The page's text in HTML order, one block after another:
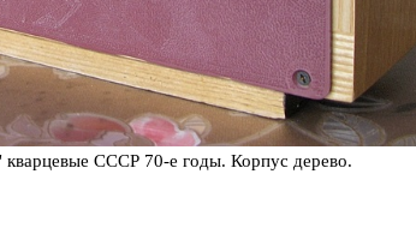
СССР 70-е годы. Корпус дерево.